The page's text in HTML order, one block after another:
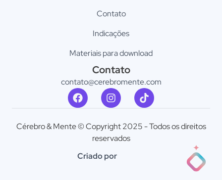
Contato
Indicações
Materiais para download
Contato
contato@cerebromente.com​
Cérebro & Mente © Copyright 2025 - Todos os direitos
reservados
Criado por